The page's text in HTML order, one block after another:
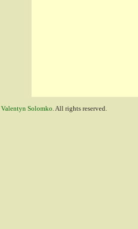
Valentyn Solomko. All rights reserved.